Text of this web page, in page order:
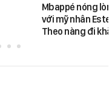
Mbappé nóng
với mỹ nhân
Theo nàng đi